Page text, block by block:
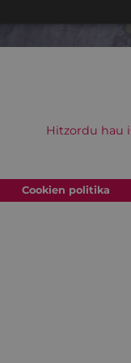
Hitzordu hau
Cookien politika